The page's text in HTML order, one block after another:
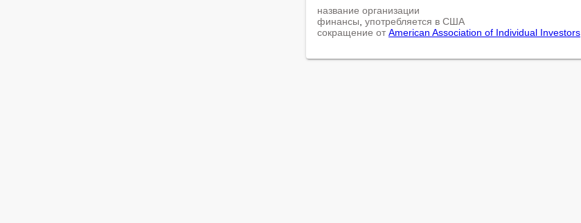
название организации
финансы употребляется в США
сокращение от American Association of Individual Investors